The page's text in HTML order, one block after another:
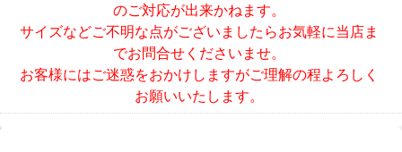
のご対応が出来かねます。
サイズなどご不明な点がございましたらお気軽に当店ま
でお問合せくださいませ。
お客様にはご迷惑をおかけしますがご理解の程よろしく
お願いいたします。